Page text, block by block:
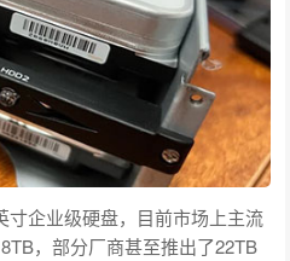
寸企业级硬盘，目前市场上主流
，部分厂商甚至推出了22TB